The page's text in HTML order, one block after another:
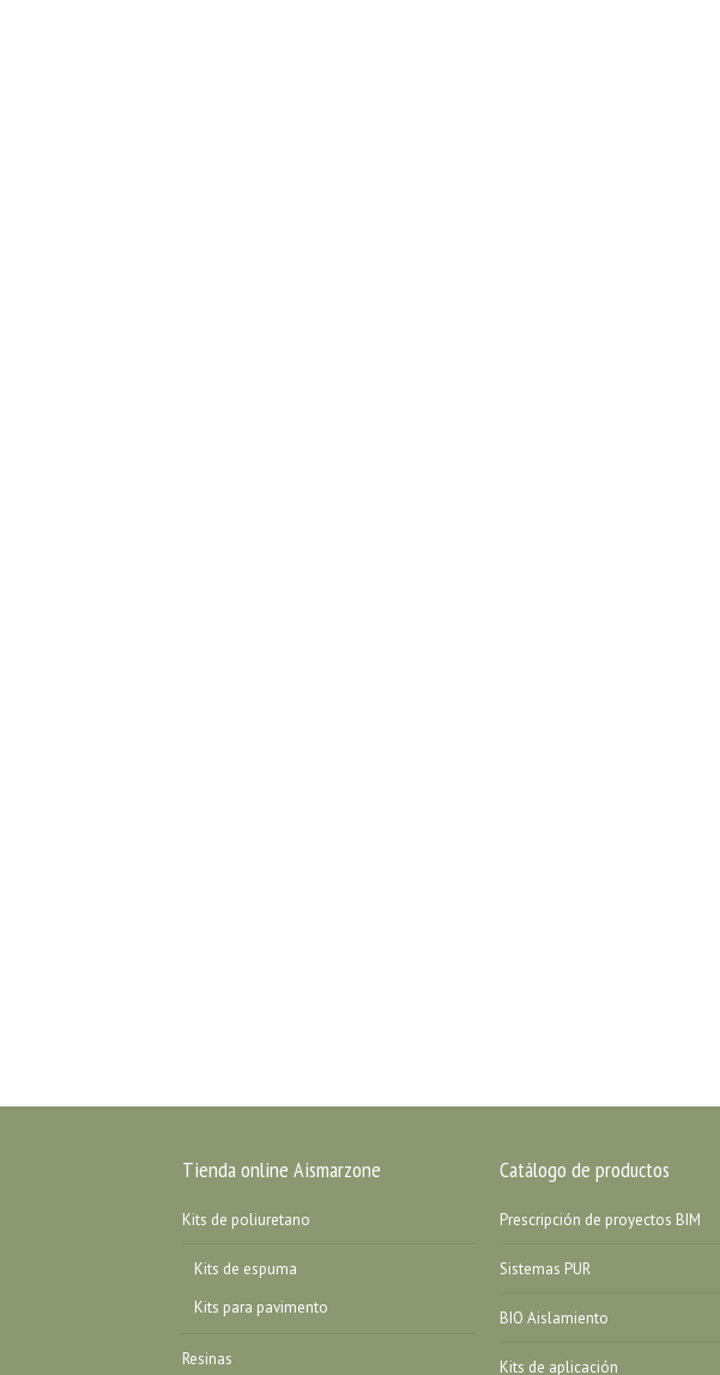
Tienda online Aismarzone
Kits de poliuretano
Kits de espuma
Kits para pavimento
Resinas
Catálogo de productos
Prescripción de proyectos BIM
Sistemas PUR
BIO Aislamiento
Kits de aplicación